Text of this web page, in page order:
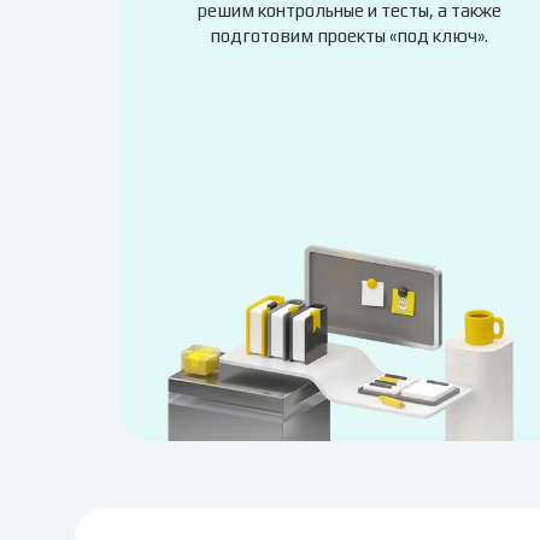
решим контрольные и тесты, а также
подготовим проекты «под ключ».